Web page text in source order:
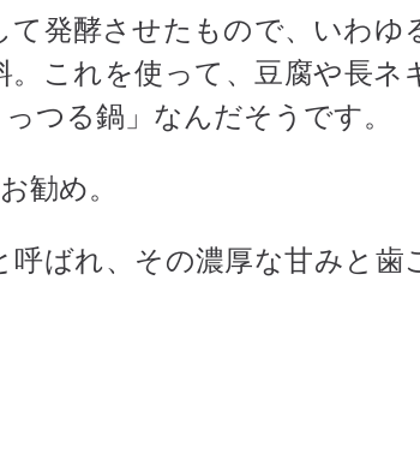
て発酵させたもので、いわゆ
。これを使って、豆腐や長ネ
つる鍋」なんだそうです。
勧め。
呼ばれ、その濃厚な甘みと歯